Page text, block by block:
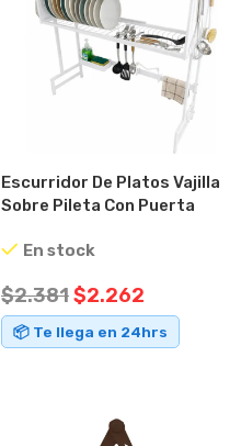
Escurridor De Platos Vajilla
Sobre Pileta Con Puerta
En stock
$2.381$2.262
📦 Te llega en 24hrs